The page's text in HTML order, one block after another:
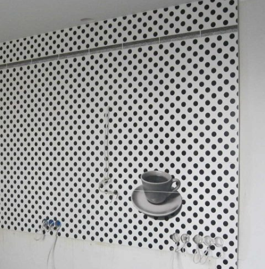
Фотографии плиточных работ, кухня в квартире